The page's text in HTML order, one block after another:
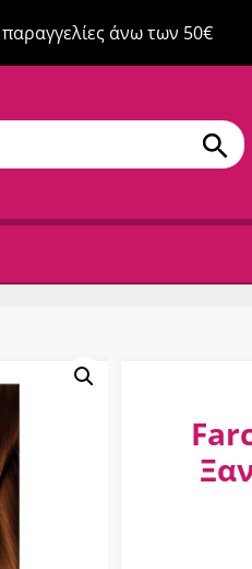
άνω των 50€